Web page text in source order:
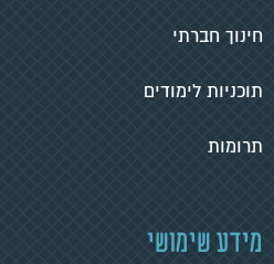
חינוך חברתי
תוכניות לימודים
תרומות
מידע שימושי